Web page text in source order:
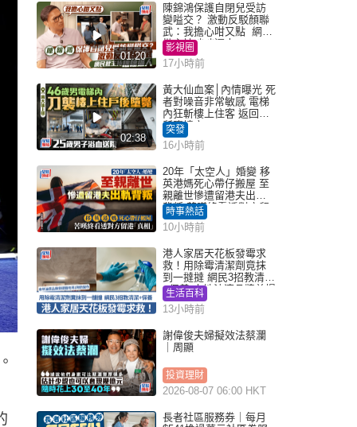
01:20
陳錦鴻保護自閉兒受訪
變嗌交？ 激動反駁顏聯
武：我擔心咁又點 網民
批主持咄咄逼人
影視圈
17小時前
02:38
黃大仙血案│內情曝光 死
者對噪音非常敏感 電梯
內狂斬樓上住客 返回住
所墮樓亡
突發
16小時前
20年「太空人」婚變 移
英港媽死心帶仔搬屋 至
親離世慘遭留港夫出軌
背叛 苦嘆終看透對方留
港「真相」｜Juicy叮
時事熱話
10小時前
港人家居天花板發霉求
救！用除霉清潔劑竟抹
到一撻撻 網民3招教清潔
+保養 本地油漆品牌曾提
醒勿用1物防變色
生活百科
13小時前
謝偉俊夫婦擬效法蔡瀾
｜周顯
投資理財
2026-08-07 06:00 HKT
長者社區服務券｜每月